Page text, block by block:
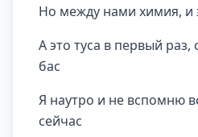
Но между нами химия, и
А это туса в первый
бас
Я наутро и не вспомню
сейчас